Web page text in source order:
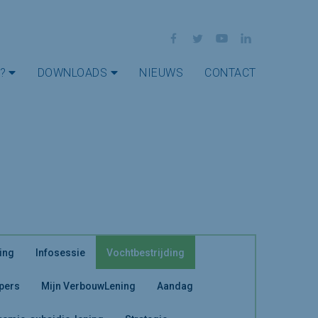
Facebook
Twitter YouTube
DOWNLOADS NIEUWS CONTACT
Infosessie Vochtbestrijding
Mijn VerbouwLening Aandag